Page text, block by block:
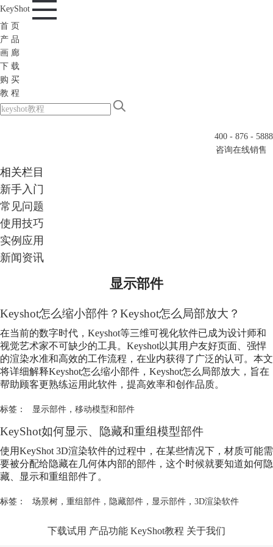
KeyShot
首 页
产 品
画 廊
下 载
购 买
教 程
400 - 876 - 5888
咨询在线销售
相关栏目
新手入门
常见问题
使用技巧
实例应用
新闻资讯
显示部件
Keyshot怎么缩小部件？Keyshot怎么局部放大？
在当前的数字时代，Keyshot等三维可视化软件已成为设计师和
视觉艺术家不可缺少的工具。Keyshot以其用户友好页面、强悍
的渲染水准和高效的工作流程，在业内获得了广泛的认可。本文
将详细解释Keyshot怎么缩小部件，Keyshot怎么局部放大，旨在
帮助顾客更熟练运用此软件，提高效率和创作品质。
标签： 显示部件， 移动模型和部件
KeyShot如何显示、隐藏和重组模型部件
使用KeyShot 3D渲染软件的过程中，在某些情况下，材质可能需
要被分配给隐藏在几何体内部的部件，这个时候就要知道如何隐
藏、显示和重组部件了。
标签： 场景树， 重组部件， 隐藏部件， 显示部件， 3D渲染软件
下载试用 产品功能 KeyShot教程 关于我们